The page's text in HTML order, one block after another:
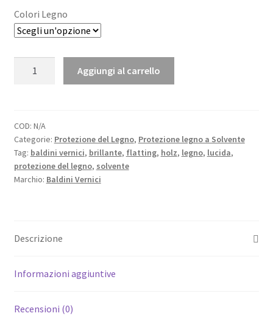
a
54,00 €
Colori Legno
Brillante
a
solvente
quantità
Aggiungi al carrello
COD: N/A
Categorie: Protezione del Legno, Protezione legno a Solvente
Tag: baldini vernici, brillante, flatting, holz, legno, lucida,
protezione del legno, solvente
Marchio: Baldini Vernici
Descrizione
Informazioni aggiuntive
Recensioni (0)